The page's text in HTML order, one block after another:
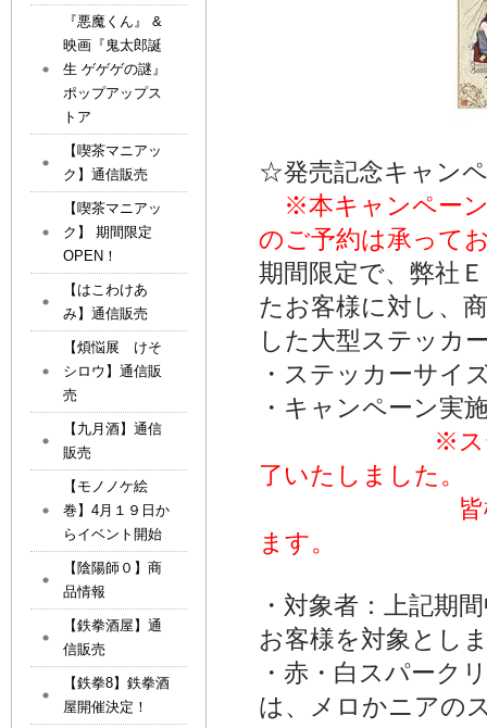
☆発売記念キャン
※本キャンペー
のご予約は承って
期間限定で、弊社
たお客様に対し、
した大型ステッカ
・ステッカーサイ
・キャンペーン実
※ス
了いたしました。
皆様、多数
ます。
・対象者：上記期
お客様を対象とし
・赤・白スパー
は、メロかニアの
『悪魔くん』 &
映画『鬼太郎誕
生 ゲゲゲの謎』
ポップアップス
トア
【喫茶マニアッ
ク】通信販売
【喫茶マニアッ
ク】 期間限定
OPEN！
【はこわけあ
み】通信販売
【煩悩展 けそ
シロウ】通信販
売
【九月酒】通信
販売
【モノノケ絵
巻】4月１９日か
らイベント開始
【陰陽師０】商
品情報
【鉄拳酒屋】通
信販売
【鉄拳8】鉄拳酒
屋開催決定！